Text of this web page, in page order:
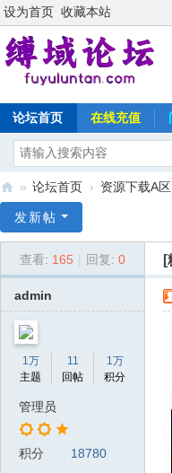
设为首页 收藏本站
论坛首页 在线充值
域
» 论坛首页 › 资源下载A区
发新帖
查看: 165 回复: 0 [
admin
1万
主题
11
回帖
1万
积分
管理员
积分 18780